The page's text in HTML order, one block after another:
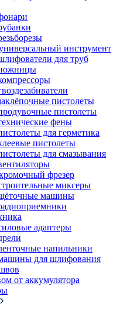
инструмент
для труб
пистолеты
пистолеты
фены
для герметика
пистолеты
для смазывания
фрезер
миксеры
машины
адаптеры
напильники
для шлифования
от аккумулятора